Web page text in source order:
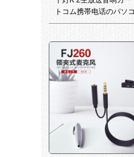
トコム携帯电话のパソ
通の早手で麦を叫んで
内キャスターセバスジッ
【ラッキトラック】